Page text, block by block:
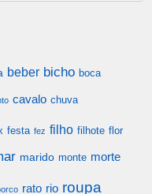
beber bicho boca
cavalo chuva
festa fez filho filhote flor
marido monte morte
rato rio roupa